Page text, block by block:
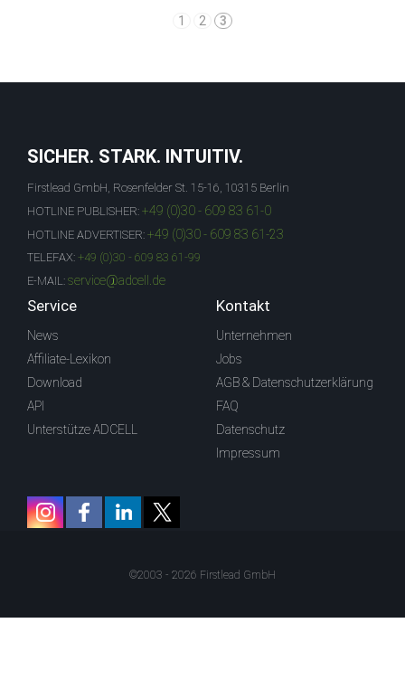
1
2 3
SICHER. STARK. INTUITIV.
Firstlead GmbH, Rosenfelder St. 15-16, 10315 Berlin
HOTLINE PUBLISHER: +49 (0)30 - 609 83 61-0
HOTLINE ADVERTISER: +49 (0)30 - 609 83 61-23
TELEFAX: +49 (0)30 - 609 83 61-99
E-MAIL: service@adcell.de
Service
News
Affiliate-Lexikon
Download
API
Unterstütze ADCELL
Kontakt
Unternehmen
Jobs
AGB & Datenschutzerklärung
FAQ
Datenschutz
Impressum
©2003 - 2026 Firstlead GmbH